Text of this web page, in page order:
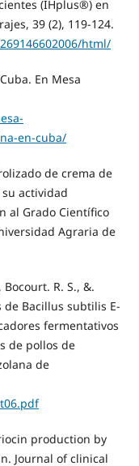
(IHplus®) en
39 (2), 119-124.
html/
En Mesa
en-cuba/
de crema de
actividad
al Grado Científico
Agraria de
Bocourt. R. S., &.
de Bacillus subtilis E-
fermentativos
de pollos de
de
production by
Journal of clinical